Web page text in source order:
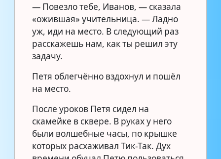
— Повезло тебе, Иванов, — сказала
«ожившая» учительница. — Ладно
уж, иди на место. В следующий раз
расскажешь нам, как ты решил эту
задачу.
Петя облегчённо вздохнул и пошёл
на место.
После уроков Петя сидел на
скамейке в сквере. В руках у него
были волшебные часы, по крышке
которых расхаживал Тик-Так. Дух